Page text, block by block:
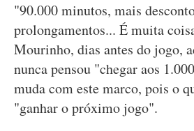
"90.000 minutos, mais
prolongamentos... É muita
Mourinho, dias antes do jogo,
nunca pensou "chegar aos
muda com este marco, pois o
"ganhar o próximo jogo".